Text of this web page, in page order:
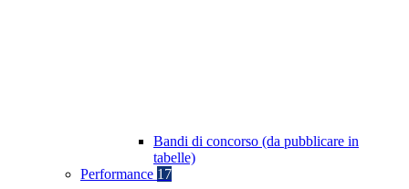
Bandi di concorso (da pubblicare in
tabelle)
Performance 17